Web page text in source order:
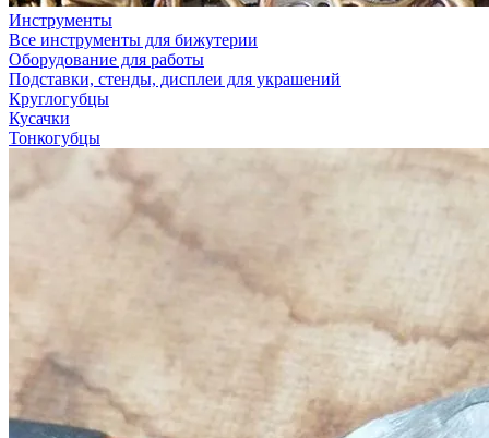
Инструменты
Все инструменты для бижутерии
Оборудование для работы
Подставки, стенды, дисплеи для украшений
Круглогубцы
Кусачки
Тонкогубцы